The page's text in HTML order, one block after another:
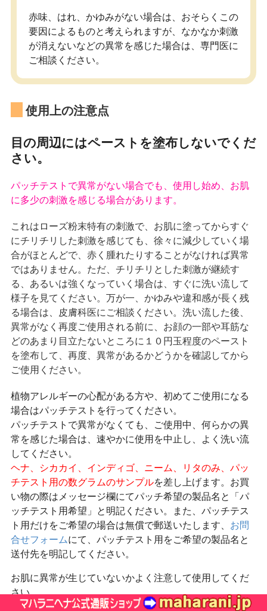
赤味、はれ、かゆみがない場合は、おそらくこの
要因によるものと考えられますが、なかなか刺激
が消えないなどの異常を感じた場合は、専門医に
ご相談ください。
使用上の注意点
目の周辺にはペーストを塗布しないでくだ
さい。
パッチテストで異常がない場合でも、使用し始め、お肌
に多少の刺激を感じる場合があります。
これはローズ粉末特有の刺激で、お肌に塗ってからすぐ
にチリチリした刺激を感じても、徐々に減少していく場
合がほとんどで、赤く腫れたりすることがなければ異常
ではありません。ただ、チリチリとした刺激が継続す
る、あるいは強くなっていく場合は、すぐに洗い流して
様子を見てください。万が一、かゆみや違和感が長く残
る場合は、皮膚科医にご相談ください。洗い流した後、
異常がなく再度ご使用される前に、お顔の一部や耳筋な
どのあまり目立たないところに１０円玉程度のペースト
を塗布して、再度、異常があるかどうかを確認してから
ご使用ください。
植物アレルギーの心配がある方や、初めてご使用になる
場合はパッチテストを行ってください。
パッチテストで異常がなくても、ご使用中、何らかの異
常を感じた場合は、速やかに使用を中止し、よく洗い流
してください。
ヘナ、シカカイ、インディゴ、ニーム、リタのみ、パッ
チテスト用の数グラムのサンプルを差し上げます。お買
い物の際はメッセージ欄にてパッチ希望の製品名と「パ
ッチテスト用希望」と明記ください。また、パッチテス
ト用だけをご希望の場合は無償で郵送いたします、 お問
合せフォームにて、パッチテスト用をご希望の製品名と
送付先を明記してください。
お肌に異常が生じていないかよく注意して使用してくだ
さい。
化粧品がお肌に合わないとき即ち次のような場合には、